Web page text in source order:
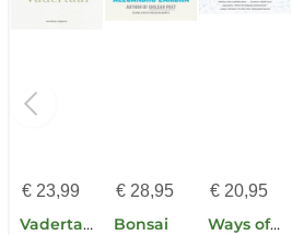
€23,99
Vadertaal
€28,95
Bonsai
€ 20,95
Ways of Going Home